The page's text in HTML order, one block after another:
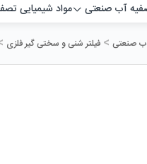
آب صنعتی مواد شیمیایی
صنعتی > فیلتر شنی و سختی گیر فلزی